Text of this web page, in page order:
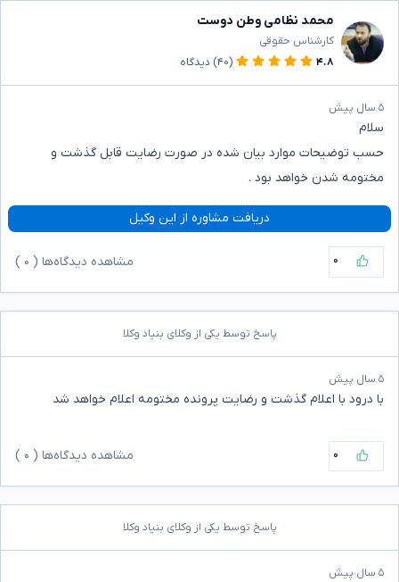
محمد نظامی وطن دوست
کارشناس حقوقی
۴.۸
(۴۰) دیدگاه
۵ سال پیش
سلام
حسب توضیحات موارد بیان شده در صورت رضایت قابل گذشت و
مختومه شدن خواهد بود .
دریافت مشاوره از این وکیل
۰ مشاهده دیدگاه‌ها ( ۰
پاسخ توسط یکی از وکلای بنیاد وکلا
۵ سال پیش
با درود با اعلام گذشت و رضایت پرونده مختومه اعلام خواهد شد
۰ مشاهده دیدگاه‌ها ( ۰
پاسخ توسط یکی از وکلای بنیاد وکلا
۵ سال پیش